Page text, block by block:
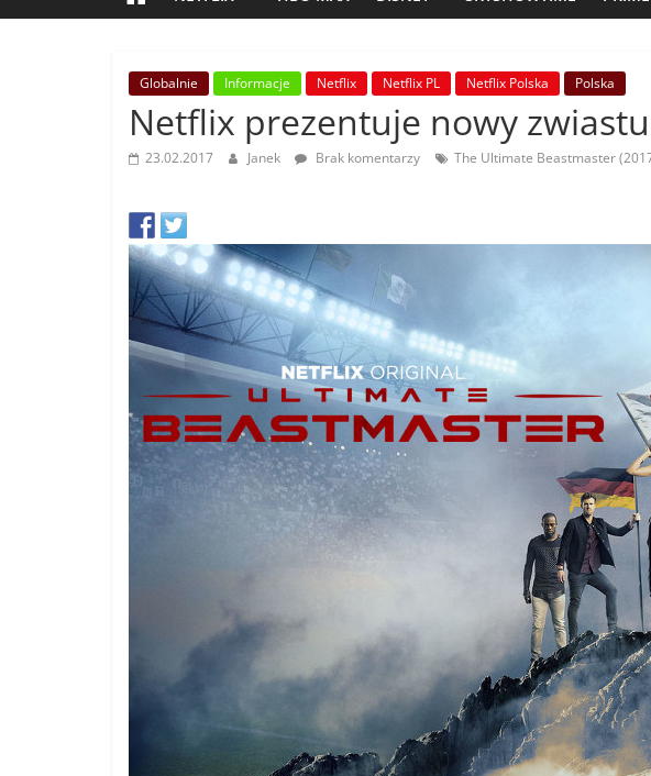
Globalnie Informacje Netflix Netflix PL Netflix Polska Polska
Netflix prezentuje nowy
23.02.2017 Janek Brak komentarzy The Ultimate Beastmaster